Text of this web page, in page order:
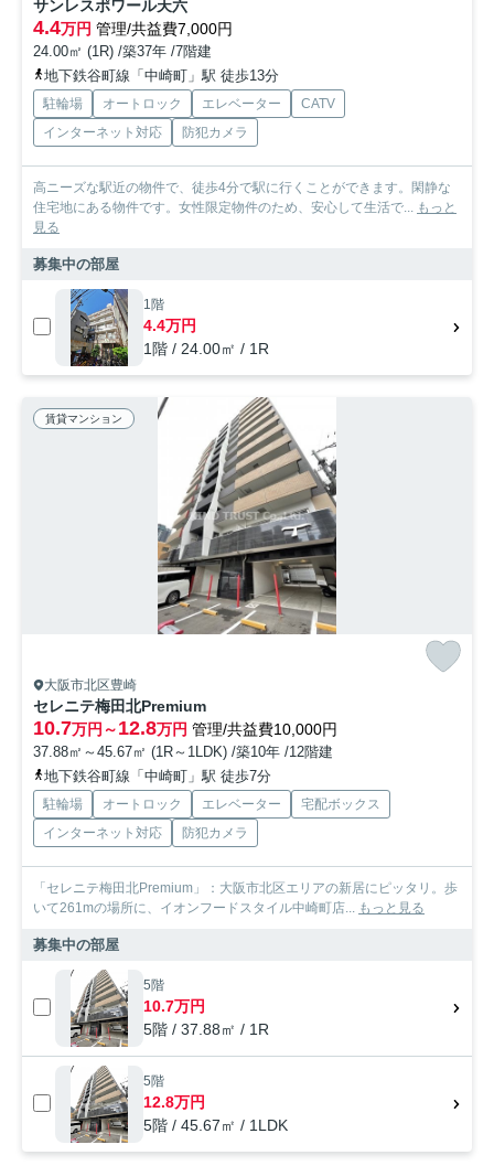
サンレスポワール天六
4.4万円 管理/共益費7,000円
24.00㎡ (1R) /築37年 /7階建
地下鉄谷町線「中崎町」駅 徒歩13分
駐輪場 オートロック エレベーター
CATV
インターネット対応
防犯カメラ
高ニーズな駅近の物件で、徒歩4分で駅に行くことができます。閑静な
住宅地にある物件です。女性限定物件のため、安心して生活で... もっと
見る
募集中の部屋
1階
4.4万円
1階 / 24.00㎡ / 1R
賃貸マンション
大阪市北区豊崎
セレニテ梅田北Premium
10.7万円～12.8万円 管理/共益費10,000円
37.88㎡～45.67㎡ (1R～1LDK) /築10年 /12階建
地下鉄谷町線「中崎町」駅 徒歩7分
駐輪場 オートロック エレベーター
宅配ボックス
インターネット対応
防犯カメラ
「セレニテ梅田北Premium」：大阪市北区エリアの新居にピッタリ。歩
いて261mの場所に、イオンフードスタイル中崎町店... もっと見る
募集中の部屋
5階
10.7万円
5階 / 37.88㎡ / 1R
5階
12.8万円
5階 / 45.67㎡ / 1LDK